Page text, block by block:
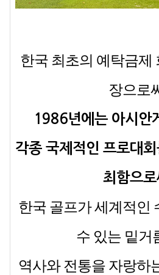
한국 최초의 예탁금제
장으로
1986년에는 아시안
각종 국제적인 프로대
최함으로
한국 골프가 세계적인
수 있는 밑거
역사와 전통을 자랑하